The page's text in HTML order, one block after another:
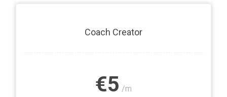
Coach Creator
€5 /m